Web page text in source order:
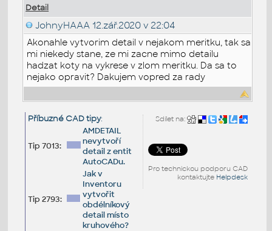
Detail
JohnyHAAA 12.zář.2020 v 22:04
Akonahle vytvorim detail v nejakom meritku, tak sa
mi niekedy stane, ze mi zacne mimo detailu
hadzat koty na vykrese v zlom meritku. Da sa to
nejako opravit? Dakujem vopred za rady
Sdílet na:
Pro technickou podporu CAD
kontaktujte Helpdesk
Příbuzné CAD tipy:
Tip 7013:
AMDETAIL
nevytvoří
detail z entit
AutoCADu.
Tip 2793:
Jak v
Inventoru
vytvořit
obdélníkový
detail místo
kruhového?